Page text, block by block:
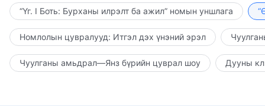
“Үг. I Боть: Бурханы илрэлт ба ажил” номын уншлага
Номлолын цувралууд: Итгэл дэх үнэний эрэл
Чуулганы амьдрал—Янз бүрийн цуврал шоу Дууны